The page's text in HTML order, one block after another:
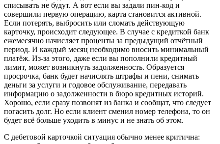
списывать не будут. А вот если вы задали пин-код и
совершили первую операцию, карта становится активной.
Если потерять, выбросить или сломать действующую
карточку, происходит следующее. В случае с кредиткой банк
ежемесячно начисляет проценты за предыдущий отчётный
период. И каждый месяц необходимо вносить минимальный
платёж. Из-за этого, даже если вы пополнили кредитный
лимит, может возникнуть задолженность. Образуется
просрочка, банк будет начислять штрафы и пени, снимать
деньги за услуги и годовое обслуживание, передавать
информацию о задолженности в бюро кредитных историй.
Хорошо, если сразу позвонят из банка и сообщат, что следует
погасить долг. Но если клиент сменил номер телефона, то он
будет всё больше уходить в минус и не знать об этом.
С дебетовой карточкой ситуация обычно менее критична: